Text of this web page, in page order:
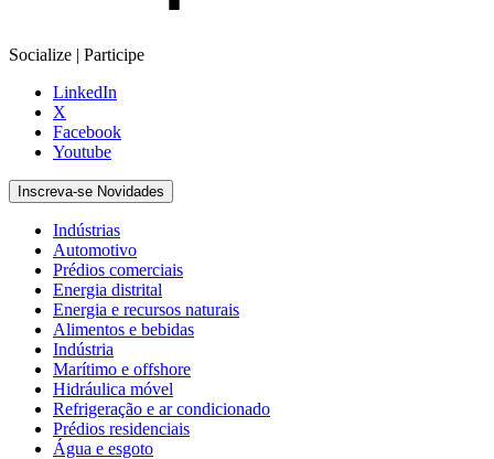
Socialize | Participe
LinkedIn
X
Facebook
Youtube
Inscreva-se Novidades
Indústrias
Automotivo
Prédios comerciais
Energia distrital
Energia e recursos naturais
Alimentos e bebidas
Indústria
Marítimo e offshore
Hidráulica móvel
Refrigeração e ar condicionado
Prédios residenciais
Água e esgoto